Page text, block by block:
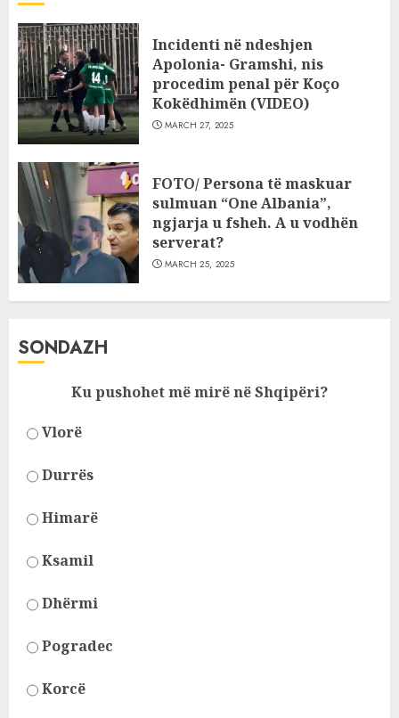
Incidenti në ndeshjen
Apolonia- Gramshi, nis
procedim penal për Koço
Kokëdhimën (VIDEO)
MARCH 27, 2025
FOTO/ Persona të maskuar
sulmuan “One Albania”,
ngjarja u fsheh. A u vodhën
serverat?
MARCH 25, 2025
SONDAZH
Ku pushohet më mirë në Shqipëri?
Vlorë
Durrës
Himarë
Ksamil
Dhërmi
Pogradec
Korcë